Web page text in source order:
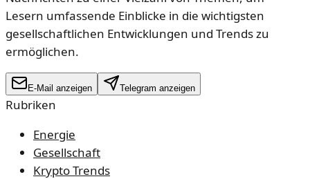
Lesern umfassende Einblicke in die wichtigsten
gesellschaftlichen Entwicklungen und Trends zu
ermöglichen.
E-Mail anzeigen Telegram anzeigen
Rubriken
Energie
Gesellschaft
Krypto Trends